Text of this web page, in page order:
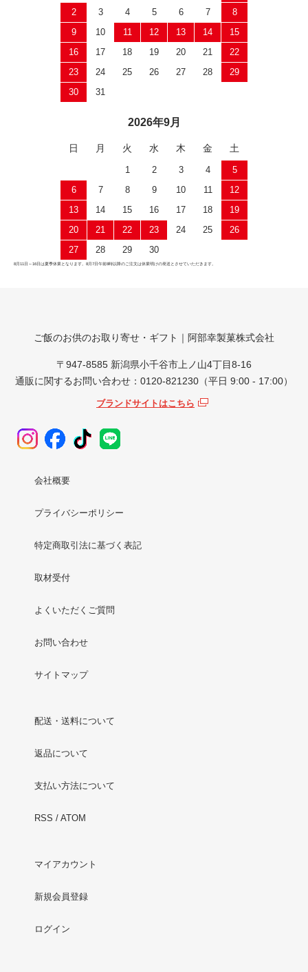
2
3 4 5 6 7
8
9
10 11 12 13 14
15
16
17 18 19 20 21
22
23
24 25 26 27 28
29
30
31
2026年9月
日 月 火 水 木 金 土
1 2 3 4
5
6
7 8 9 10 11
12
13
14 15 16 17 18
19
20
21 22 23 24 25
26
27
28 29 30
8月11日～16日は夏季休業となります。8月7日午前8時以降のご注文は休業明けの発送とさせていただきます。
ご飯のお供のお取り寄せ・ギフト｜阿部幸製菓株式会社
〒947-8585 新潟県小千谷市上ノ山4丁目8-16
通販に関するお問い合わせ：0120-821230（平日 9:00 - 17:00）
ブランドサイトはこちら
会社概要
プライバシーポリシー
特定商取引法に基づく表記
取材受付
よくいただくご質問
お問い合わせ
サイトマップ
配送・送料について
返品について
支払い方法について
RSS / ATOM
マイアカウント
新規会員登録
ログイン